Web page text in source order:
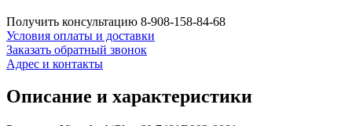
Получить консультацию 8-908-158-84-68
Условия оплаты и доставки
Заказать обратный звонок
Адрес и контакты
Описание и характеристики